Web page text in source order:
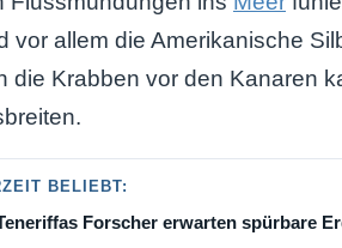
vor allem die Amerikanische
die Krabben vor den Kanaren
BELIEBT:
Forscher erwarten spürbare